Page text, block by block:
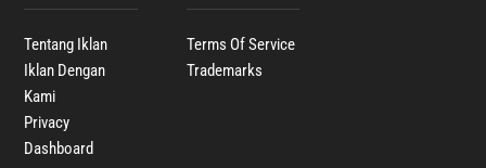
Tentang Iklan
Iklan Dengan
Kami
Privacy
Dashboard
Terms Of Service
Trademarks